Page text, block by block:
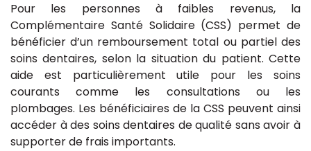
Pour les personnes à faibles revenus, la
Complémentaire Santé Solidaire (CSS) permet de
bénéficier d’un remboursement total ou partiel des
soins dentaires, selon la situation du patient. Cette
aide est particulièrement utile pour les soins
courants comme les consultations ou les
plombages. Les bénéficiaires de la CSS peuvent ainsi
accéder à des soins dentaires de qualité sans avoir à
supporter de frais importants.